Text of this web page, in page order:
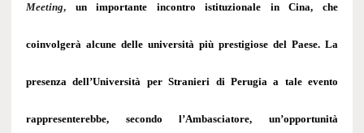
Meeting, un importante incontro istituzionale in Cina, che
coinvolgerà alcune delle università più prestigiose del Paese. La
presenza dell’Università per Stranieri di Perugia a tale evento
rappresenterebbe, secondo l’Ambasciatore, un’opportunità